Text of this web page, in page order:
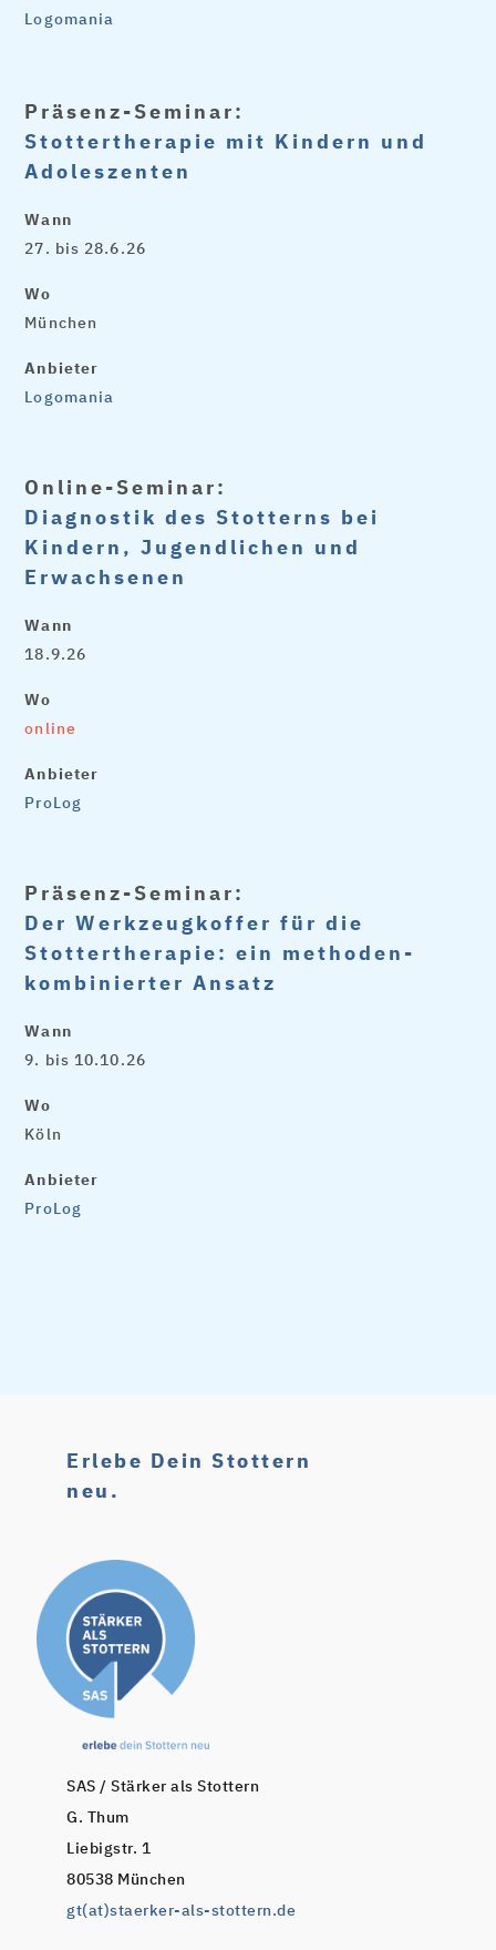
Logomania
Präsenz-Seminar:
Stottertherapie mit Kindern und
Adoleszenten
Wann
27. bis 28.6.26
Wo
München
Anbieter
Logomania
Online-Seminar:
Diagnostik des Stotterns bei
Kindern, Jugendlichen und
Erwachsenen
Wann
18.9.26
Wo
online
Anbieter
ProLog
Präsenz-Seminar:
Der Werkzeugkoffer für die
Stottertherapie: ein methoden-
kombinierter Ansatz
Wann
9. bis 10.10.26
Wo
Köln
Anbieter
ProLog
Erlebe Dein Stottern
neu.
SAS / Stärker als Stottern
G. Thum
Liebigstr. 1
80538 München
gt(at)staerker-als-stottern.de